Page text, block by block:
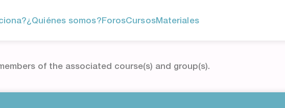
¿Quiénes somos?ForosCursosMateriales
of the associated course(s) and group(s).